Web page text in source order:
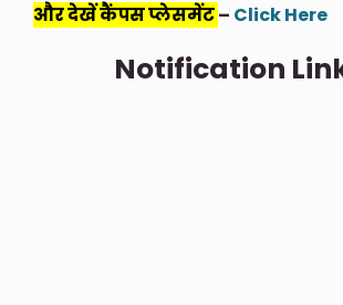
और देखें कैंपस प्लेसमेंट– Click Here
Notification